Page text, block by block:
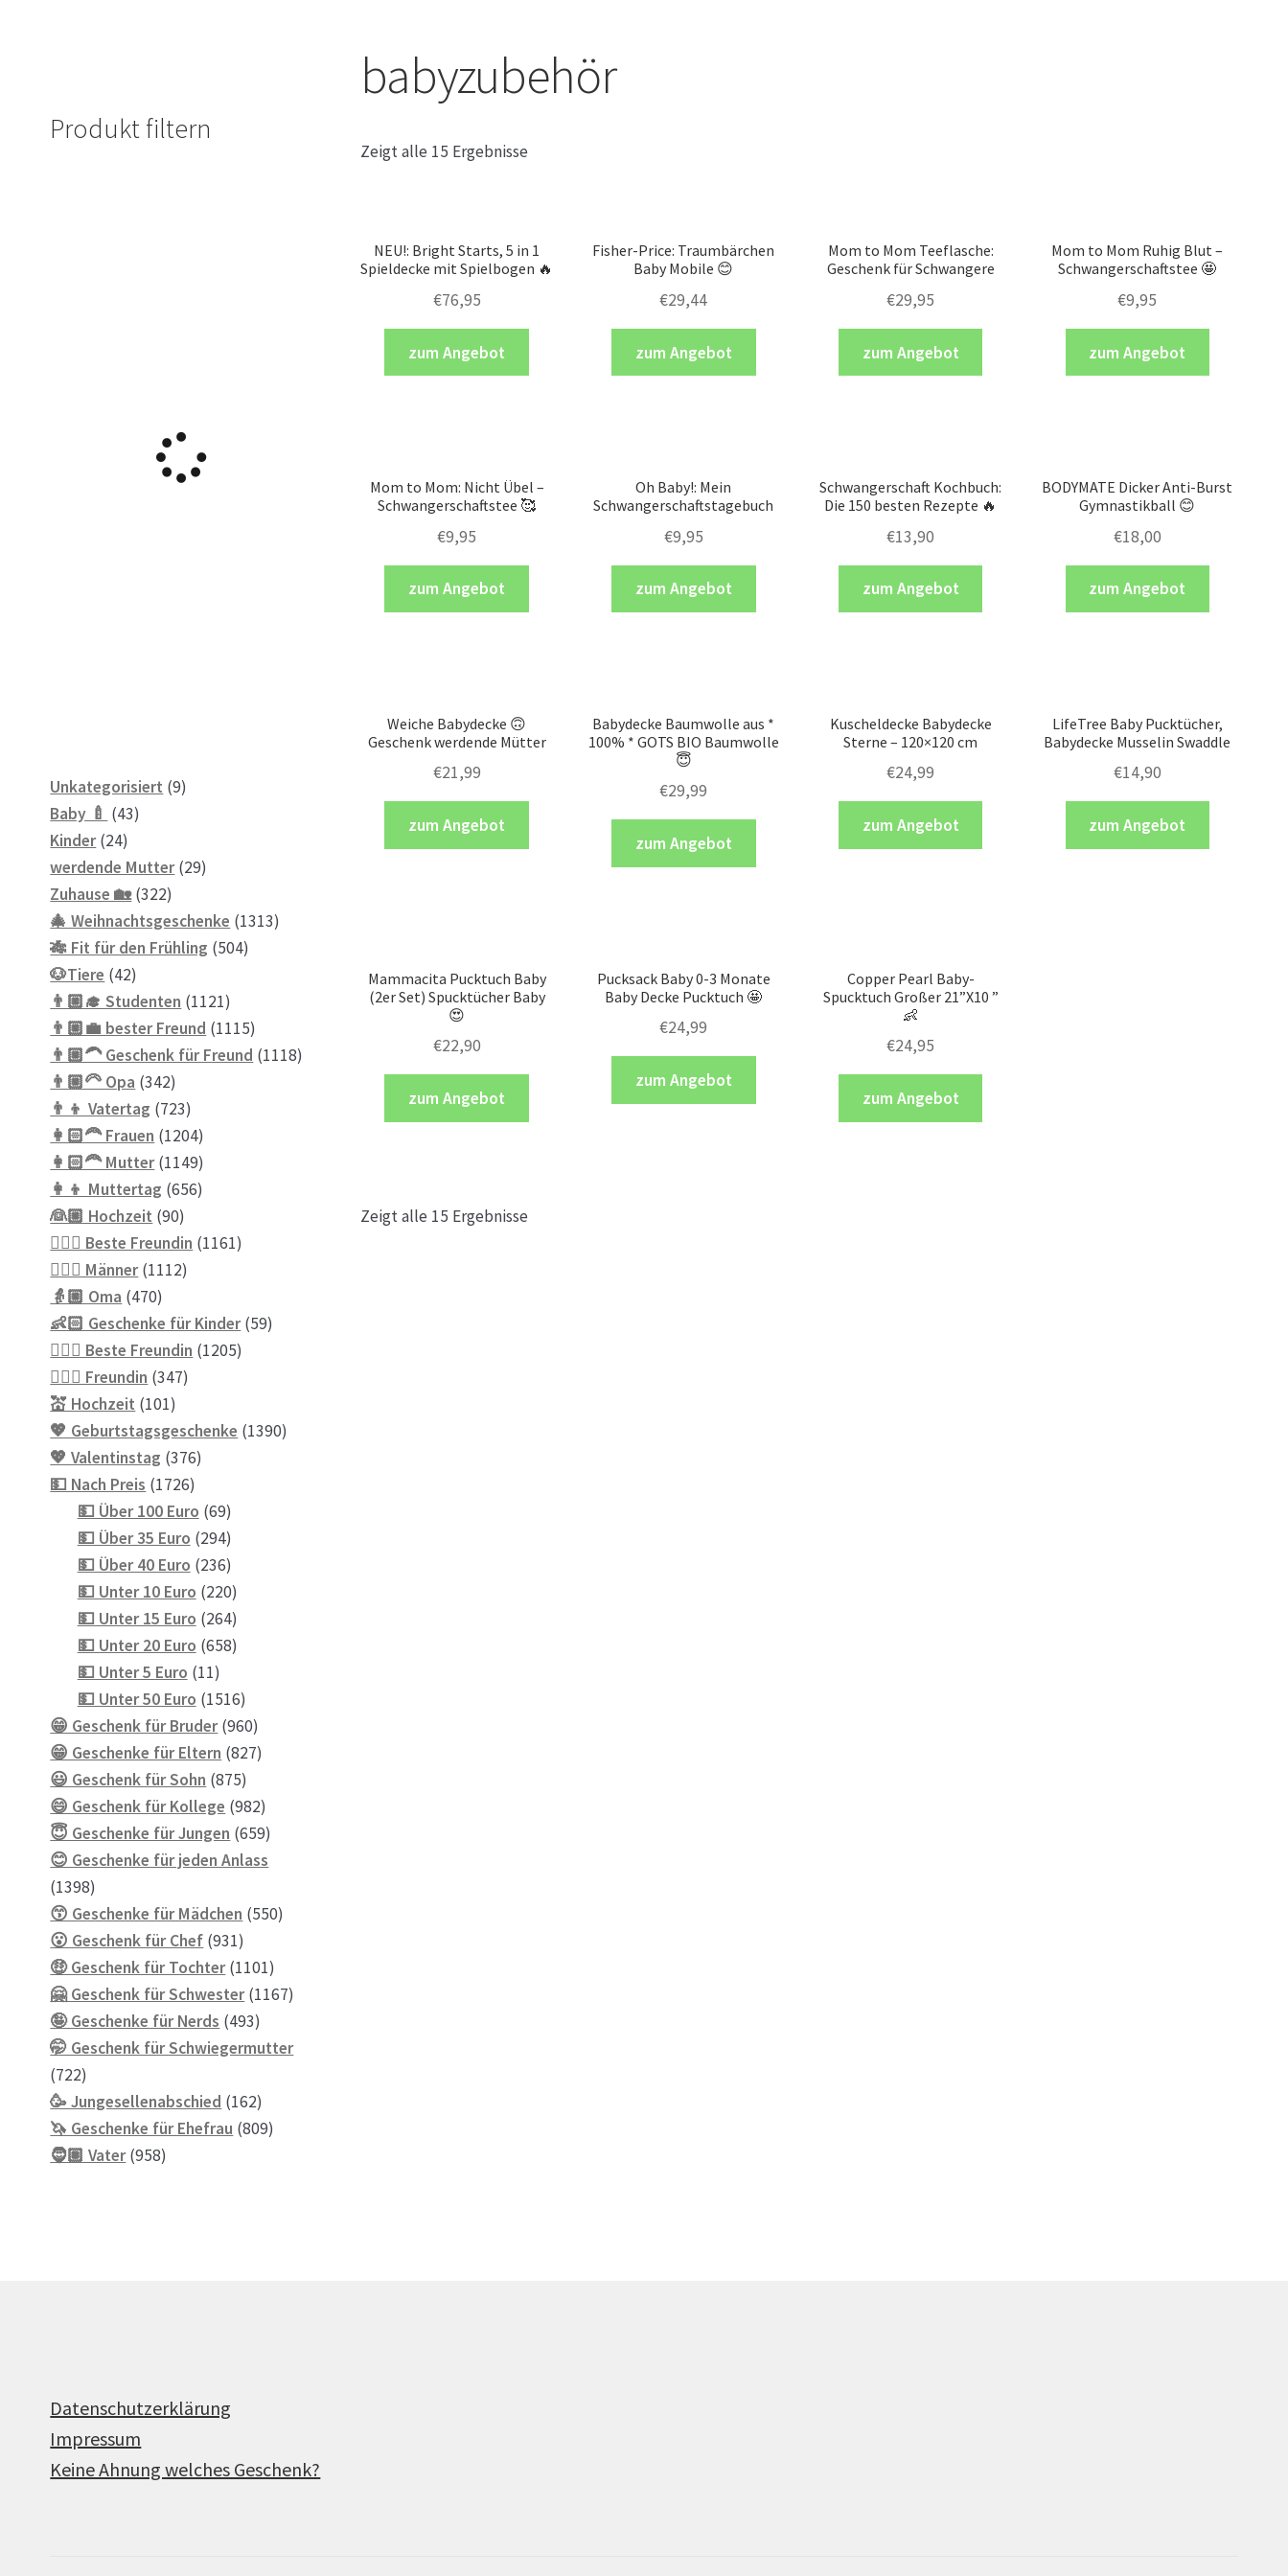
babyzubehör
Zeigt alle 15 Ergebnisse
NEU!: Bright Starts, 5 in 1
Spieldecke mit Spielbogen 🔥
€76,95
zum Angebot
Fisher-Price: Traumbärchen
Baby Mobile 😊
€29,44
zum Angebot
Mom to Mom Teeflasche:
Geschenk für Schwangere
€29,95
zum Angebot
Mom to Mom Ruhig Blut –
Schwangerschaftstee 🤩
€9,95
zum Angebot
Mom to Mom: Nicht Übel –
Schwangerschaftstee 🥰
€9,95
zum Angebot
Oh Baby!: Mein
Schwangerschaftstagebuch
€9,95
zum Angebot
Schwangerschaft Kochbuch:
Die 150 besten Rezepte 🔥
€13,90
zum Angebot
BODYMATE Dicker Anti-Burst
Gymnastikball 😊
€18,00
zum Angebot
Weiche Babydecke 🙃
Geschenk werdende Mütter
€21,99
zum Angebot
Babydecke Baumwolle aus *
100% * GOTS BIO Baumwolle
😇
€29,99
zum Angebot
Kuscheldecke Babydecke
Sterne – 120×120 cm
€24,99
zum Angebot
LifeTree Baby Pucktücher,
Babydecke Musselin Swaddle
€14,90
zum Angebot
Mammacita Pucktuch Baby
(2er Set) Spucktücher Baby
😍
€22,90
zum Angebot
Pucksack Baby 0-3 Monate
Baby Decke Pucktuch 🤩
€24,99
zum Angebot
Copper Pearl Baby-
Spucktuch Großer 21”X10 ”
👶
€24,95
zum Angebot
Zeigt alle 15 Ergebnisse
Produkt filtern
Unkategorisiert 99
Baby 🍼 4343
Kinder 2424
Produkte
werdende Mutter 2929
Zuhause 🏡 322322
Produkte
🎄 Weihnachtsgeschenke 13131313
🎋 Fit für den Frühling 504504
🐶Tiere 4242
Produkte
👨🏼‍🎓 Studenten 11211121
Produkte
👨🏼‍💼 bester Freund 11151115
Produkte
👨🏼‍🦱 Geschenk für Freund 11181118
👨🏼‍🦳 Opa 342342
Produkte
👨‍👦 Vatertag 723723
Produkte
👩🏻‍🦰 Frauen 12041204
Produkte
👩🏻‍🦰 Mutter 11491149
Produkte
👩‍👦 Muttertag 656656
👰🏼 Hochzeit 9090
Produkte
👱🏻‍♀️ Beste Freundin 11611161
👱🏼‍♂️ Männer 11121112
👵🏼 Oma 470470
Produkte
👶🏻 Geschenke für Kinder 5959
💁🏼‍♀️ Beste Freundin 12051205
💁🏼‍♀️ Freundin 347347
💒 Hochzeit 101101
Produkte
💖 Geburtstagsgeschenke 13901390
💖 Valentinstag 376376
💵 Nach Preis 17261726
Produkte
💵 Über 100 Euro 6969
Produkte
💵 Über 35 Euro 294294
Produkte
💵 Über 40 Euro 236236
Produkte
💵 Unter 10 Euro 220220
Produkte
💵 Unter 15 Euro 264264
Produkte
💵 Unter 20 Euro 658658
💵 Unter 5 Euro 1111
Produkte
💵 Unter 50 Euro 15161516
Produkte
😁 Geschenk für Bruder 960960
Produkte
😁 Geschenke für Eltern 827827
😃 Geschenk für Sohn 875875
Produkte
😄 Geschenk für Kollege 982982
Produkte
😇 Geschenke für Jungen 659659
Produkte
😊 Geschenke für jeden Anlass
13981398
Produkte
😙 Geschenke für Mädchen 550550
😮 Geschenk für Chef 931931
Produkte
🤑 Geschenk für Tochter 11011101
Produkte
🤗 Geschenk für Schwester 11671167
🤪 Geschenke für Nerds 493493
Produkte
🤭 Geschenk für Schwiegermutter
722722
Produkte
🥳 Jungesellenabschied 162162
Produkte
🦄 Geschenke für Ehefrau 809809
🧔🏽 Vater 958958
Datenschutzerklärung
Impressum
Keine Ahnung welches Geschenk?